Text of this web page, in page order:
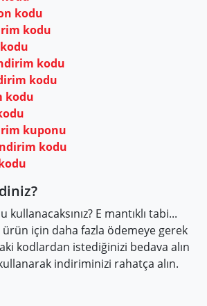
kodu
kodu
kodu
kodu
kodu
kuponu
kodu
E mantıklı tabi...
ürün için daha fazla ödemeye gerek
kodlardan istediğinizi bedava alın
indiriminizi rahatça alın.